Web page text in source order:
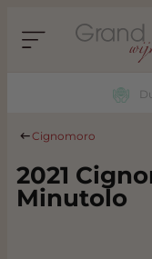
Cignomoro
2021
Minutolo